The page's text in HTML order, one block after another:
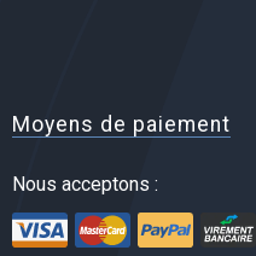
Moyens de paiement
Nous acceptons :